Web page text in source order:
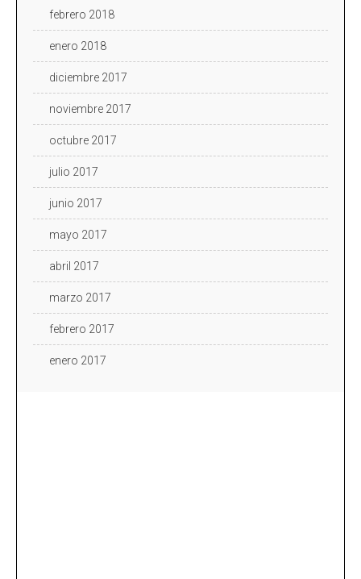
febrero 2018
enero 2018
diciembre 2017
noviembre 2017
octubre 2017
julio 2017
junio 2017
mayo 2017
abril 2017
marzo 2017
febrero 2017
enero 2017